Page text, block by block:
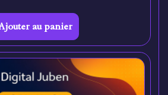
au panier